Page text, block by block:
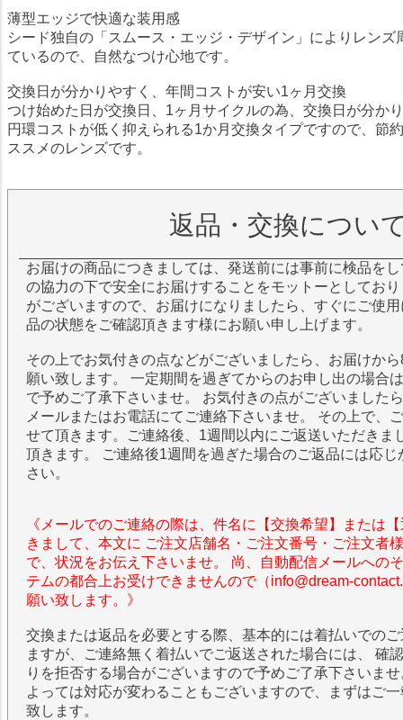
薄型エッジで快適な装用感
シード独自の「スムース・エッジ・デザイン」によりレンズ
ているので、自然なつけ心地です。
交換日が分かりやすく、年間コストが安い1ヶ月交換
つけ始めた日が交換日、1ヶ月サイクルの為、交換日が分か
円環コストが低く抑えられる1か月交換タイプですので、節
ススメのレンズです。
返品・交換につい
お届けの商品につきましては、発送前には事前に検品を
の協力の下で安全にお届けすることをモットーとしてお
がございますので、お届けになりましたら、すぐにご使
品の状態をご確認頂きます様にお願い申し上げます。
その上でお気付きの点などがございましたら、お届けか
願い致します。 一定期間を過ぎてからのお申し出の場合
で予めご了承下さいませ。 お気付きの点がございました
メールまたはお電話にてご連絡下さいませ。 その上で、
せて頂きます。ご連絡後、1週間以内にご返送いただきま
頂きます。 ご連絡後1週間を過ぎた場合のご返品には応
さい。
《メールでのご連絡の際は、件名に【交換希望】または
きまして、本文に ご注文店舗名・ご注文番号・ご注文者
で、状況をお伝え下さいませ。 尚、自動配信メールへの
テムの都合上お受けできませんので（info@dream-
願い致します。》
交換または返品を必要とする際、基本的には着払いでの
ますが、ご連絡無く着払いでご返送された場合には、 確
りを拒否する場合がございますので予めご了承下さいま
よっては対応が変わることもございますので、まずはご
致します。